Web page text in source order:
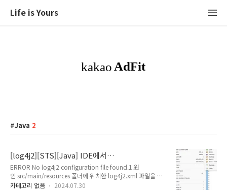
Life is Yours
Java 2
[log4j2][STS][Java] IDE에서
src/main/resources 폴더 생성 및 log4j2.xml
인식하는 법 - No log4j2 configuration file
found
ERROR No log4j2 configuration file found.1.원
인 src/main/resources 폴더에 위치한 log4j2.xml 파일을 찾
지 못해 발생합니다.2. 해결방법Spring Tool Suite(STS)에서
카테고리 없음 2024.07.30